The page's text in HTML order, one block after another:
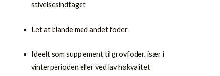
stivelsesindtaget
Let at blande med andet foder
Ideelt som supplement til grovfoder, især i
vinterperioden eller ved lav høkvalitet